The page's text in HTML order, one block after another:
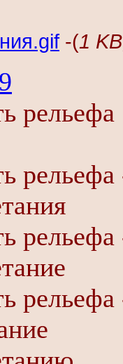
-(1
рельефа
рельефа
рельефа
рельефа